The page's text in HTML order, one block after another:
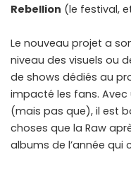
Rebellion (le festival,
Le nouveau projet a
niveau des visuels ou
de shows dédiés au
impacté les fans.
(mais pas que), il est
choses que la Raw
albums de l’année